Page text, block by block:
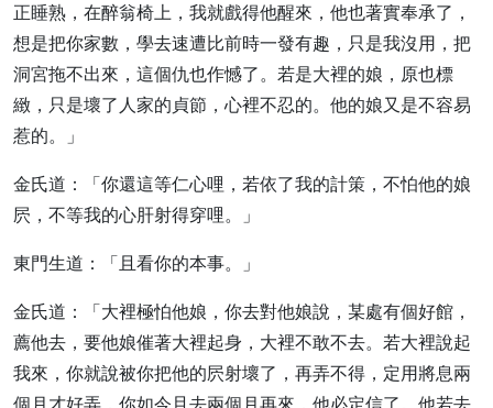
正睡熟，在醉翁椅上，我就戲得他醒來，他也著實奉承了，
想是把你家數，學去速遭比前時一發有趣，只是我沒用，把
洞宮拖不出來，這個仇也作憾了。若是大裡的娘，原也標
緻，只是壞了人家的貞節，心裡不忍的。他的娘又是不容易
惹的。」
金氏道：「你還這等仁心哩，若依了我的計策，不怕他的娘
屄，不等我的心肝射得穿哩。」
東門生道：「且看你的本事。」
金氏道：「大裡極怕他娘，你去對他娘說，某處有個好館，
薦他去，要他娘催著大裡起身，大裡不敢不去。若大裡說起
我來，你就說被你把他的屄射壞了，再弄不得，定用將息兩
個月才好弄，你如今且去兩個月再來，他必定信了。他若去